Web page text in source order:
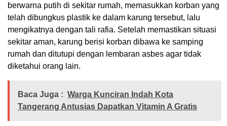
berwarna putih di sekitar rumah, memasukkan korban yang
telah dibungkus plastik ke dalam karung tersebut, lalu
mengikatnya dengan tali rafia. Setelah memastikan situasi
sekitar aman, karung berisi korban dibawa ke samping
rumah dan ditutupi dengan lembaran asbes agar tidak
diketahui orang lain.
Baca Juga : Warga Kunciran Indah Kota
Tangerang Antusias Dapatkan Vitamin A Gratis